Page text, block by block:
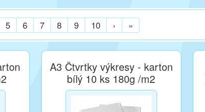
5 6 7 8 9 10 › »
A3 Čtvrtky výkresy - karton
bílý 10 ks 180g /m2